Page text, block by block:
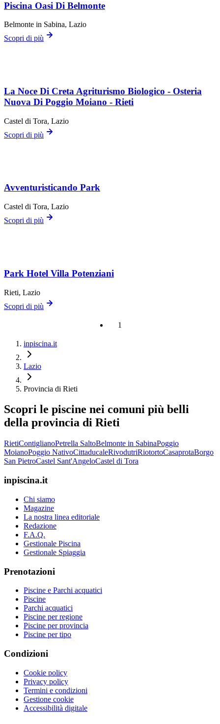
Piscina Oasi Di Belmonte
Belmonte in Sabina, Lazio
Scopri di più
La Noce Di Creta Agriturismo Biologico - Osteria
Nuova Di Poggio Moiano - Rieti
Castel di Tora, Lazio
Scopri di più
Avventuristicando Park
Castel di Tora, Lazio
Scopri di più
Park Hotel Villa Potenziani
Rieti, Lazio
Scopri di più
1
inpiscina.it
Lazio
Provincia di Rieti
Scopri le piscine nei comuni più belli
della provincia di Rieti
RietiContiglianoPetrella SaltoBelmonte in SabinaPoggio
MoianoPoggio NativoCittaducaleRivodutriRiotortoCasaprotaBorgo
San PietroCastel Sant'AngeloCastel di Tora
inpiscina.it
Chi siamo
Magazine
La nostra linea editoriale
Redazione
F.A.Q.
Gestionale Piscina
Gestionale Spiaggia
Prenotazioni
Piscine e Parchi acquatici
Piscine
Parchi acquatici
Piscine per regione
Piscine per provincia
Piscine per tipo
Condizioni
Cookie policy
Privacy policy
Termini e condizioni
Gestione cookie
Accessibilità digitale